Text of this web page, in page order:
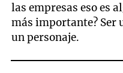
las empresas eso es
más importante?
un personaje.